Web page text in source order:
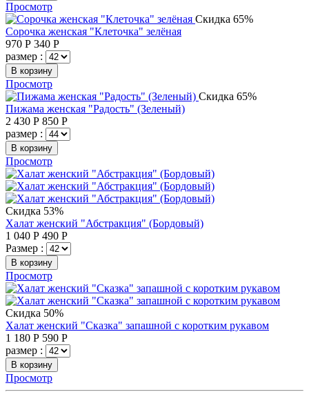
Просмотр
Скидка 65%
Сорочка женская "Клеточка" зелёная
970 Р 340 Р
размер :
В корзину
Просмотр
Скидка 65%
Пижама женская "Радость" (Зеленый)
2 430 Р 850 Р
размер :
В корзину
Просмотр
Скидка 53%
Халат женский "Абстракция" (Бордовый)
1 040 Р 490 Р
Размер :
В корзину
Просмотр
Скидка 50%
Халат женский "Сказка" запашной с коротким рукавом
1 180 Р 590 Р
размер :
В корзину
Просмотр